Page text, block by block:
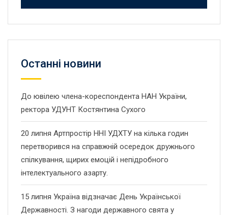
Останнi новини
До ювілею члена-кореспондента НАН України,
ректора УДУНТ Костянтина Сухого
20 липня Артпростір ННІ УДХТУ на кілька годин
перетворився на справжній осередок дружнього
спілкування, щирих емоцій і непідробного
інтелектуального азарту.
15 липня Україна відзначає День Української
Державності. З нагоди державного свята у